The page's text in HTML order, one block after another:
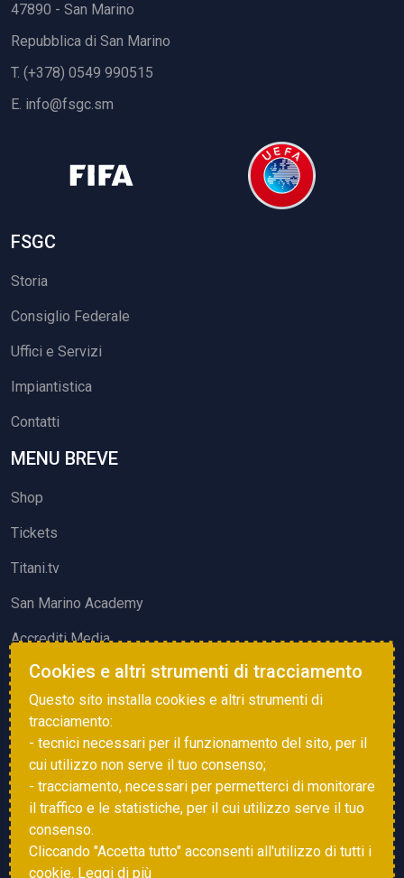
47890 - San Marino
Repubblica di San Marino
T. (+378) 0549 990515
E. info@fsgc.sm
FSGC
Storia
Consiglio Federale
Uffici e Servizi
Impiantistica
Contatti
MENU BREVE
Shop
Tickets
Titani.tv
San Marino Academy
Accrediti Media
ATTIVITÀ ED EVENTI
Squadre di Calcio
Associazione Sammarinese Arbitri
Vota gol e parata
Cookies e altri strumenti di tracciamento
Questo sito installa cookies e altri strumenti di
tracciamento:
- tecnici necessari per il funzionamento del sito, per il
cui utilizzo non serve il tuo consenso;
- tracciamento, necessari per permetterci di monitorare
il traffico e le statistiche, per il cui utilizzo serve il tuo
consenso.
Cliccando "Accetta tutto" acconsenti all'utilizzo di tutti i
cookie. Leggi di più